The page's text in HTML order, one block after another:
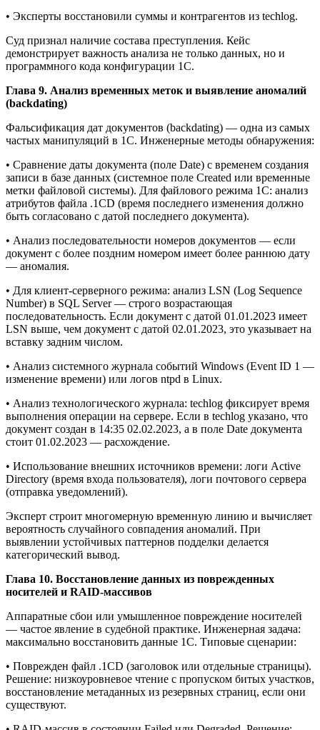
• Эксперты восстановили суммы и контрагентов из techlog.
Суд признал наличие состава преступления. Кейс
демонстрирует важность анализа не только данных, но и
программного кода конфигурации 1С.
Глава 9. Анализ временных меток и выявление аномалий
(backdating)
Фальсификация дат документов (backdating) — одна из самых
частых манипуляций в 1С. Инженерные методы обнаружения:
• Сравнение даты документа (поле Date) с временем создания
записи в базе данных (системное поле Created или временные
метки файловой системы). Для файлового режима 1С: анализ
атрибутов файла .1CD (время последнего изменения должно
быть согласовано с датой последнего документа).
• Анализ последовательности номеров документов — если
документ с более поздним номером имеет более раннюю дату
— аномалия.
• Для клиент-серверного режима: анализ LSN (Log Sequence
Number) в SQL Server — строго возрастающая
последовательность. Если документ с датой 01.01.2023 имеет
LSN выше, чем документ с датой 02.01.2023, это указывает на
вставку задним числом.
• Анализ системного журнала событий Windows (Event ID 1 —
изменение времени) или логов ntpd в Linux.
• Анализ технологического журнала: techlog фиксирует время
выполнения операции на сервере. Если в techlog указано, что
документ создан в 14:35 02.02.2023, а в поле Date документа
стоит 01.02.2023 — расхождение.
• Использование внешних источников времени: логи Active
Directory (время входа пользователя), логи почтового сервера
(отправка уведомлений).
Эксперт строит многомерную временную линию и вычисляет
вероятность случайного совпадения аномалий. При
выявлении устойчивых паттернов подделки делается
категорический вывод.
Глава 10. Восстановление данных из поврежденных
носителей и RAID-массивов
Аппаратные сбои или умышленное повреждение носителей
— частое явление в судебной практике. Инженерная задача:
максимально восстановить данные 1С. Типовые сценарии:
• Поврежден файл .1CD (заголовок или отдельные страницы).
Решение: низкоуровневое чтение с пропуском битых участков,
восстановление метаданных из резервных страниц, если они
существуют.